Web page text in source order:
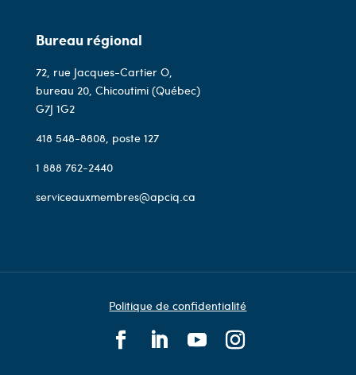
Bureau régional
72, rue Jacques-Cartier O,
bureau 20, Chicoutimi (Québec)
G7J 1G2
418 548-8808, poste 127
1 888 762-2440
serviceauxmembres@apciq.ca
Politique de confidentialité